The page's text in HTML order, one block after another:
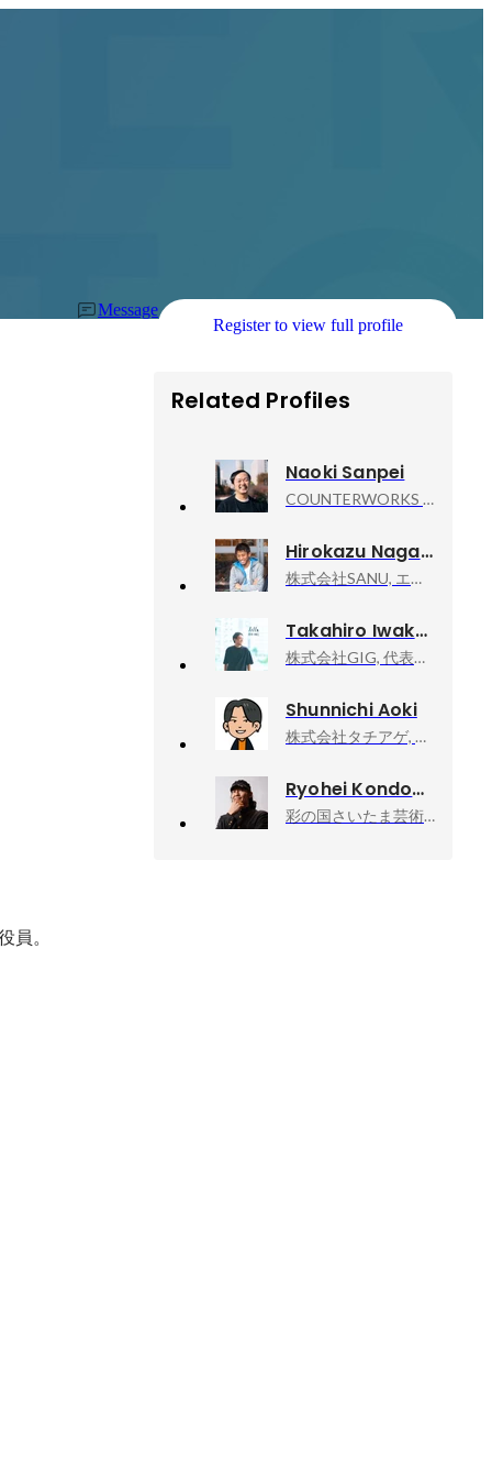
Message
Register to view full profile
員。
Related Profiles
Naoki Sanpei
COUNTERWORKS inc, CEO
Hirokazu Nagano
株式会社SANU, エリアマネジメント本部エリアオペレーション
Takahiro Iwakami
株式会社GIG, 代表取締役
Shunnichi Aoki
株式会社タチアゲ, 代表取締役
Ryohei Kondo
彩の国さいたま芸術劇場, 次期芸術監督